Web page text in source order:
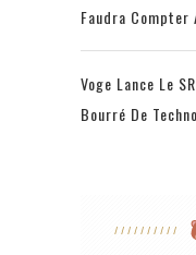
Faudra Compter
Voge Lance Le
Bourré De